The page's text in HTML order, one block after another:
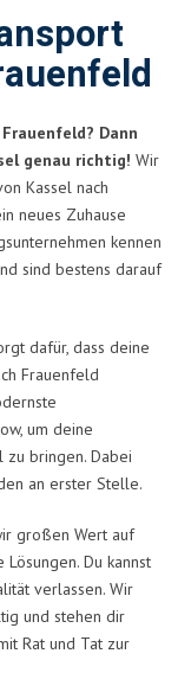
Dann
genau richtig! Wir
Kassel nach
neues Zuhause
kennen
sind bestens darauf
dafür, dass deine
Frauenfeld
um deine
bringen. Dabei
an erster Stelle.
großen Wert auf
Du kannst
verlassen. Wir
und stehen dir
Rat und Tat zur